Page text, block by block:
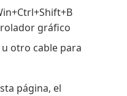
gráfico
otro cable para
página, el